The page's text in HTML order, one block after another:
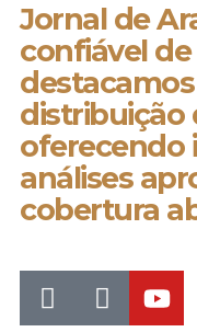
Jornal de
confiável
distribuição
oferecendo
análises
cobertura